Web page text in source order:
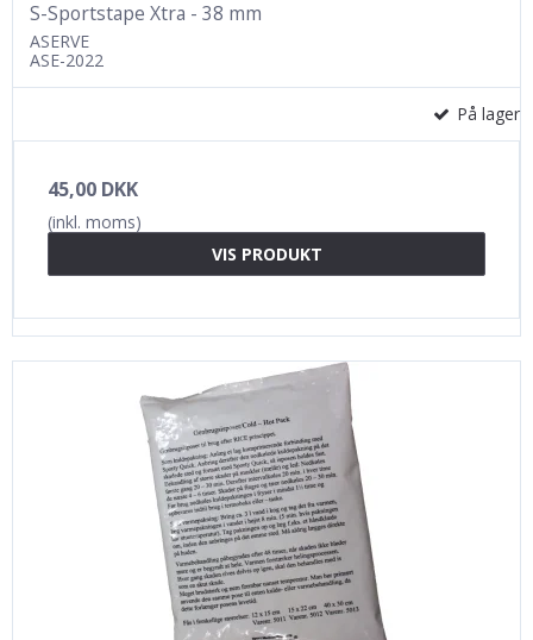
S-Sportstape Xtra - 38 mm
ASERVE
ASE-2022
På lager
45,00 DKK
(inkl. moms)
VIS PRODUKT